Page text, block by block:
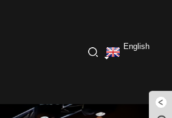
English